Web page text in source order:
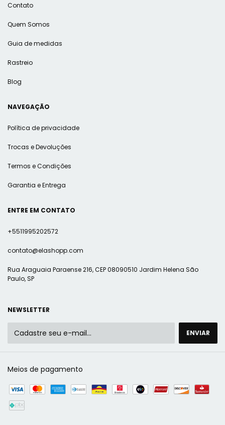
Contato
Quem Somos
Guia de medidas
Rastreio
Blog
NAVEGAÇÃO
Política de privacidade
Trocas e Devoluções
Termos e Condições
Garantia e Entrega
ENTRE EM CONTATO
+5511995202572
contato@elashopp.com
Rua Araguaia Paraense 216, CEP 08090510 Jardim Helena São
Paulo, SP
NEWSLETTER
Meios de pagamento